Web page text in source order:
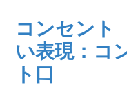
コンセント
い表現：コ
ト口